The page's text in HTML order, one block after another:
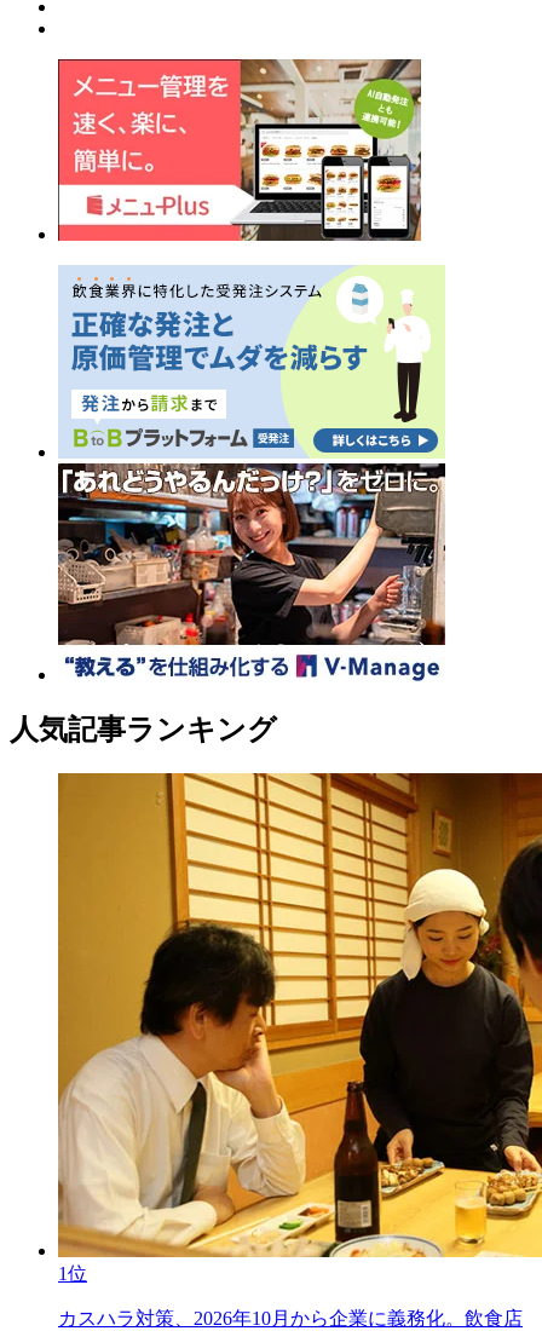
人気記事ランキング
1位
カスハラ対策、2026年10月から企業に義務化。飲食店